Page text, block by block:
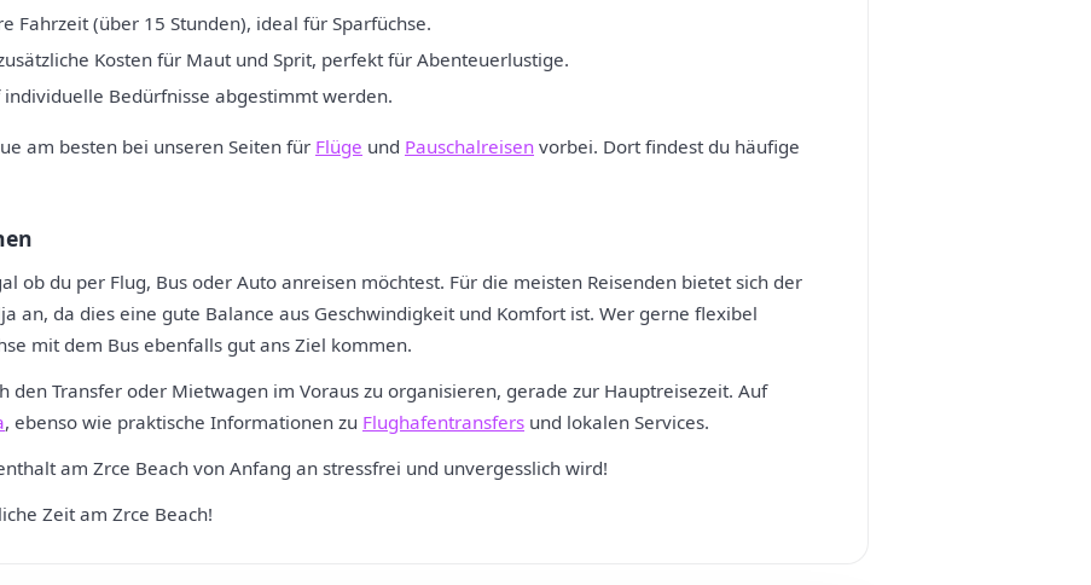
Fahrzeit (über 15 Stunden), ideal für Sparfüchse.
Kosten für Maut und Sprit, perfekt für Abenteuerlustige.
Bedürfnisse abgestimmt werden.
am besten bei unseren Seiten für Flüge und Pauschalreisen vorbei. Dort findest du häufige
ob du per Flug, Bus oder Auto anreisen möchtest. Für die meisten Reisenden bietet sich der
an, da dies eine gute Balance aus Geschwindigkeit und Komfort ist. Wer gerne flexibel
mit dem Bus ebenfalls gut ans Ziel kommen.
Transfer oder Mietwagen im Voraus zu organisieren, gerade zur Hauptreisezeit. Auf
, ebenso wie praktische Informationen zu Flughafentransfers und lokalen Services.
am Zrce Beach von Anfang an stressfrei und unvergesslich wird!
Zeit am Zrce Beach!